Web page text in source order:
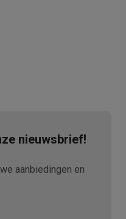
nieuwsbrief!
aanbiedingen en